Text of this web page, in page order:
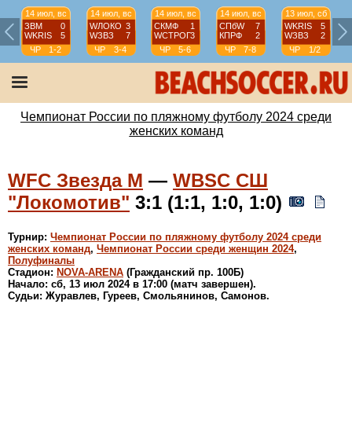
14 июл, вс
ЗВМ
0
WKRIS
5
ЧР
1-2
14 июл, вс
WЛОКО 3
WЗВЗ
7
ЧР
3-4
14 июл, вс
СКМФ
1
WCТРОГ3
ЧР
5-6
14 июл, вс
СПбW
7
КПРФ
2
ЧР
7-8
13 июл, сб
WKRIS
5
WЗВЗ
2
ЧР
1/2
Чемпионат России по пляжному футболу 2024 среди
женских команд
WFC Звезда М — WBSC СШ
"Локомотив" 3:1 (1:1, 1:0, 1:0)
Турнир: Чемпионат России по пляжному футболу 2024 среди
женских команд, Чемпионат России среди женщин 2024,
Полуфиналы
Стадион: NOVA-ARENA (Гражданский пр. 100Б)
Начало: сб, 13 июл 2024 в 17:00 (матч завершен).
Судьи: Журавлев, Гуреев, Смольянинов, Самонов.